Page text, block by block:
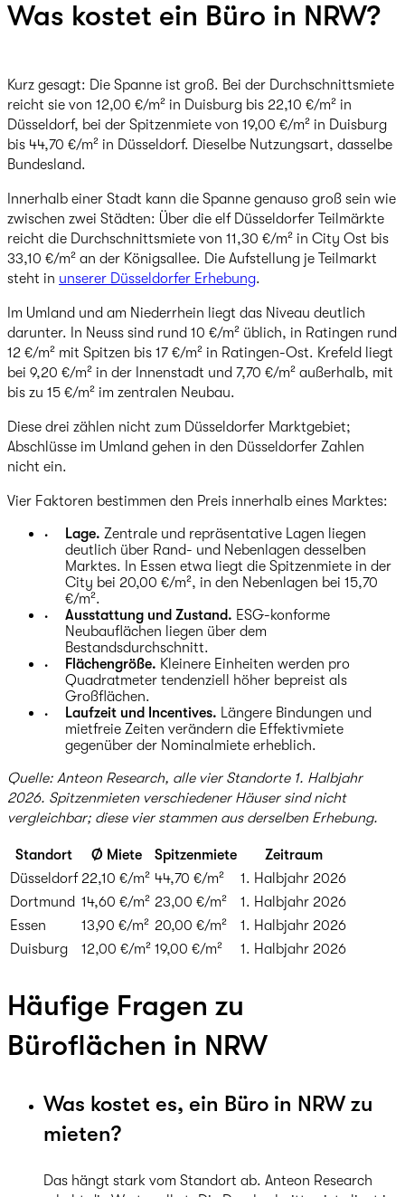
Was kostet ein Büro in NRW?
Kurz gesagt: Die Spanne ist groß. Bei der Durchschnittsmiete
reicht sie von 12,00 €/m² in Duisburg bis 22,10 €/m² in
Düsseldorf, bei der Spitzenmiete von 19,00 €/m² in Duisburg
bis 44,70 €/m² in Düsseldorf. Dieselbe Nutzungsart, dasselbe
Bundesland.
Innerhalb einer Stadt kann die Spanne genauso groß sein wie
zwischen zwei Städten: Über die elf Düsseldorfer Teilmärkte
reicht die Durchschnittsmiete von 11,30 €/m² in City Ost bis
33,10 €/m² an der Königsallee. Die Aufstellung je Teilmarkt
steht in unserer Düsseldorfer Erhebung.
Im Umland und am Niederrhein liegt das Niveau deutlich
darunter. In Neuss sind rund 10 €/m² üblich, in Ratingen rund
12 €/m² mit Spitzen bis 17 €/m² in Ratingen-Ost. Krefeld liegt
bei 9,20 €/m² in der Innenstadt und 7,70 €/m² außerhalb, mit
bis zu 15 €/m² im zentralen Neubau.
Diese drei zählen nicht zum Düsseldorfer Marktgebiet;
Abschlüsse im Umland gehen in den Düsseldorfer Zahlen
nicht ein.
Vier Faktoren bestimmen den Preis innerhalb eines Marktes:
Lage. Zentrale und repräsentative Lagen liegen
deutlich über Rand- und Nebenlagen desselben
Marktes. In Essen etwa liegt die Spitzenmiete in der
City bei 20,00 €/m², in den Nebenlagen bei 15,70
€/m².
Ausstattung und Zustand. ESG-konforme
Neubauflächen liegen über dem
Bestandsdurchschnitt.
Flächengröße. Kleinere Einheiten werden pro
Quadratmeter tendenziell höher bepreist als
Großflächen.
Laufzeit und Incentives. Längere Bindungen und
mietfreie Zeiten verändern die Effektivmiete
gegenüber der Nominalmiete erheblich.
Quelle: Anteon Research, alle vier Standorte 1. Halbjahr
2026. Spitzenmieten verschiedener Häuser sind nicht
vergleichbar; diese vier stammen aus derselben Erhebung.
Standort Ø Miete Spitzenmiete
Zeitraum
Düsseldorf 22,10 €/m² 44,70 €/m²
1. Halbjahr 2026
Dortmund 14,60 €/m² 23,00 €/m²
1. Halbjahr 2026
Essen
13,90 €/m² 20,00 €/m²
1. Halbjahr 2026
Duisburg
12,00 €/m² 19,00 €/m² 1. Halbjahr 2026
Häufige Fragen zu
Büroflächen in NRW
Was kostet es, ein Büro in NRW zu
mieten?
Das hängt stark vom Standort ab. Anteon Research